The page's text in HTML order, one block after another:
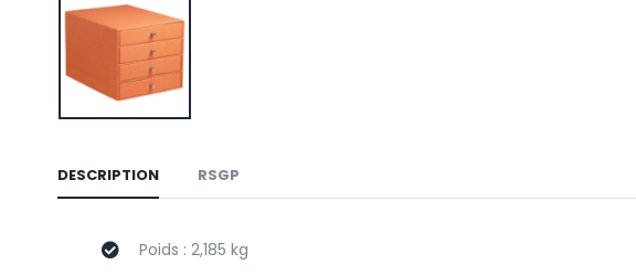
DESCRIPTION RSGP
Poids : 2,185 kg